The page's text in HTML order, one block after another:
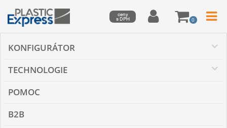
ceny
s DPH
0
KONFIGURÁTOR
TECHNOLOGIE
POMOC
B2B
Druh materiálu
3 mm
Pravoúhelník